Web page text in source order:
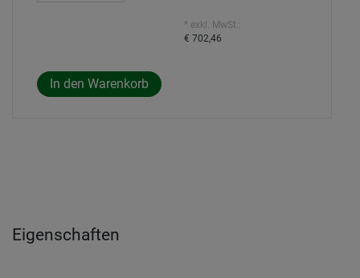
* exkl. MwSt.:
€ 702,46
Eigenschaften